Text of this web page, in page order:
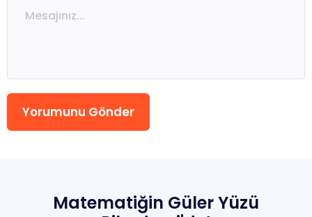
Yorumunu Gönder
Matematiğin GülerYüzü